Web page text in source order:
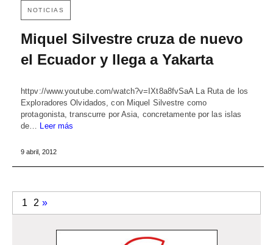
NOTICIAS
Miquel Silvestre cruza de nuevo
el Ecuador y llega a Yakarta
httpv://www.youtube.com/watch?v=IXt8a8fvSaA La Ruta de los
Exploradores Olvidados, con Miquel Silvestre como
protagonista, transcurre por Asia, concretamente por las islas
de… Leer más
9 abril, 2012
1 2 »